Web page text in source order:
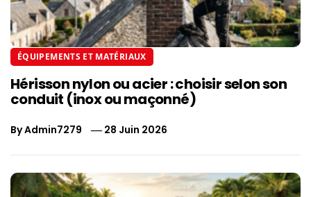
ÉQUIPEMENTS ET MATÉRIAUX
Hérisson nylon ou acier : choisir selon son
conduit (inox ou maçonné)
ByAdmin7279 28 Juin 2026